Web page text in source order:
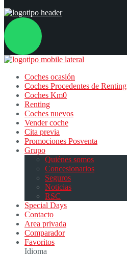
Coches ocasión
Coches Procedentes de Renting
Coches Km0
Renting
Coches nuevos
Vender coche
Cita previa
Promociones Posventa
Grupo
Quiénes somos
Concesionarios
Seguros
Noticias
RSC
Special Days
Contacto
Area privada
Comparador
Favoritos
Idioma